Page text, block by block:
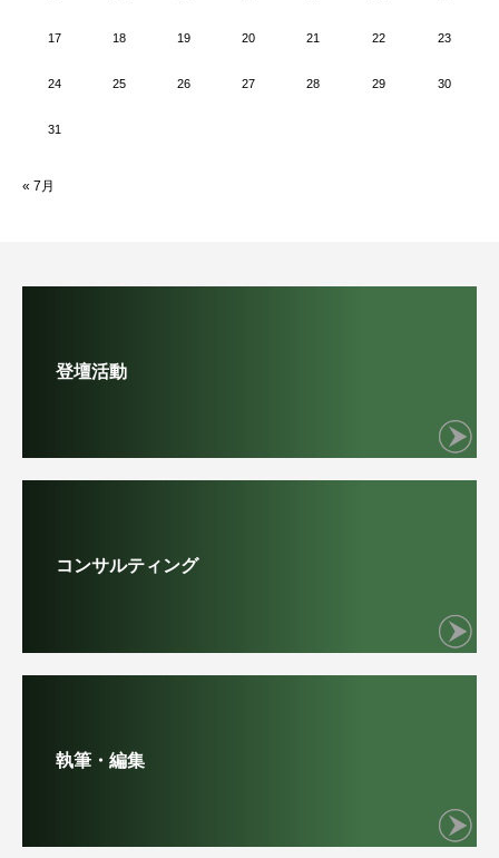
17 18 19 20 21 22 23
24 25 26 27 28 29 30
31
« 7月
登壇活動
コンサルティング
執筆・編集